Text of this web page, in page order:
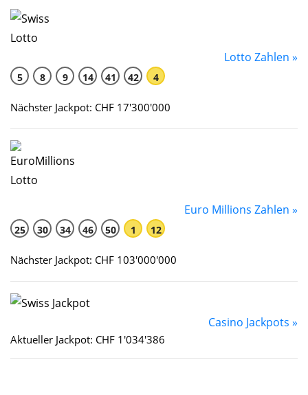
Lotto Zahlen »
5 8 9 14 41 42 4
Nächster Jackpot: CHF 17'300'000
Euro Millions Zahlen »
25 30 34 46 50 1 12
Nächster Jackpot: CHF 103'000'000
Casino Jackpots »
Aktueller Jackpot: CHF 1'034'386